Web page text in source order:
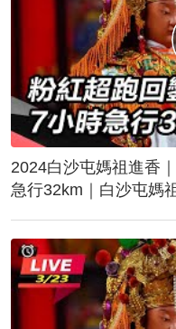
2024白沙屯媽祖進香
急行32km｜白沙屯媽